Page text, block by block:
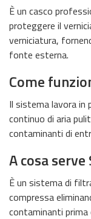
È un casco
proteggere il
verniciatura,
fonte esterna.
Come
Il sistema lavora in
continuo di aria
contaminanti di
A cosa
È un sistema di
compressa
contaminanti